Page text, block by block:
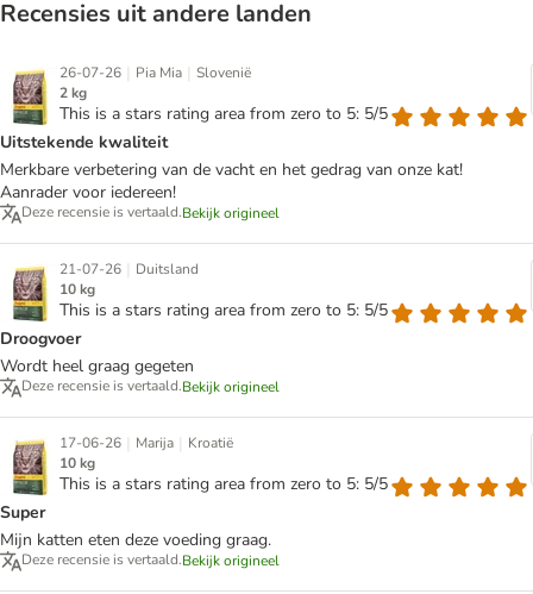
Recensies uit andere landen
26-07-26 | Pia Mia | Slovenië
2 kg
This is a stars rating area from zero to 5: 5/5
Uitstekende kwaliteit
Merkbare verbetering van de vacht en het gedrag van onze kat!
Aanrader voor iedereen!
Deze recensie is vertaald.Bekijk origineel
21-07-26 | Duitsland
10 kg
This is a stars rating area from zero to 5: 5/5
Droogvoer
Wordt heel graag gegeten
Deze recensie is vertaald.Bekijk origineel
17-06-26 | Marija | Kroatië
10 kg
This is a stars rating area from zero to 5: 5/5
Super
Mijn katten eten deze voeding graag.
Deze recensie is vertaald.Bekijk origineel